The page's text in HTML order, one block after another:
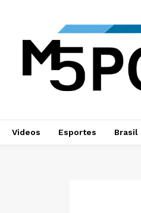
Videos Esportes Brasil